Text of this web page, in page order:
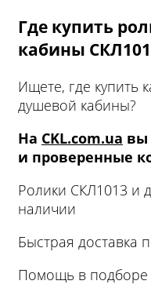
Где купить
кабины
Ищете, где купить
душевой кабины?
На CKL.com.ua вы
и проверенные
Ролики СКЛ1013 и
наличии
Быстрая доставка
Помощь в подборе